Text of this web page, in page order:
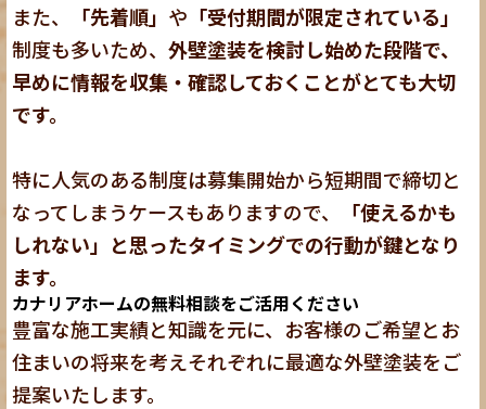
また、 「先着順」 や 「受付期間が限定されている」
制度も多いため、外壁塗装を検討し始めた段階で、
早めに情報を収集・確認しておくことがとても大切
です。
特に人気のある制度は募集開始から短期間で締切と
なってしまうケースもありますので、
「使えるかも
しれない」と思ったタイミングでの行動が鍵となり
ます。
カナリアホームの無料相談をご活用ください
豊富な施工実績と知識を元に、お客様のご希望とお
住まいの将来を考えそれぞれに最適な外壁塗装をご
提案いたします。